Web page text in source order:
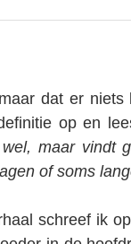
dat er niets
op en
maar vindt
of soms
schreef ik